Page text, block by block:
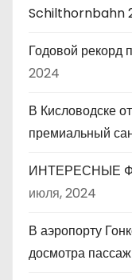
Schilthornbahn
Годовой рекорд
2024
В Кисловодске
премиальный
ИНТЕРЕСНЫЕ
июля, 2024
В аэропорту
досмотра